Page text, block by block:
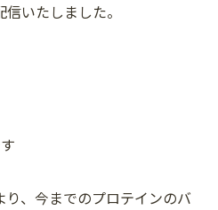
いたしました。
、今までのプロテインのバ